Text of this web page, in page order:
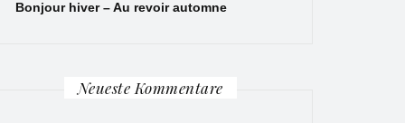
Bonjour hiver – Au revoir automne
Neueste Kommentare